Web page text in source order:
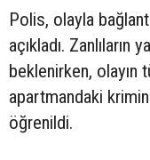
Polis, olayla
açıkladı. Zanlıların
beklenirken,
apartmandaki
öğrenildi.